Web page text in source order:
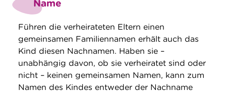
Name
Führen die verheirateten Eltern einen
gemeinsamen Familiennamen erhält auch das
Kind diesen Nachnamen. Haben sie –
unabhängig davon, ob sie verheiratet sind oder
nicht – keinen gemeinsamen Namen, kann zum
Namen des Kindes entweder der Nachname